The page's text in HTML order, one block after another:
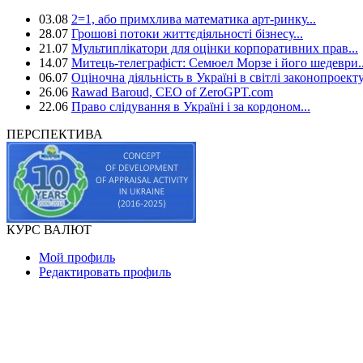
03.08 2=1, або примхлива математика арт-ринку...
28.07 Грошові потоки життєдіяльності бізнесу...
21.07 Мультиплікатори для оцінки корпоративних прав...
14.07 Митець-телеграфіст: Семюел Морзе і його
06.07 Оціночна діяльність в Україні в світлі
26.06 Rawad Baroud, CEO of ZeroGPT.com
22.06 Право слідування в Україні і за кордоном...
ПЕРСПЕКТИВА
КУРС ВАЛЮТ
Мой профиль
Редактировать профиль